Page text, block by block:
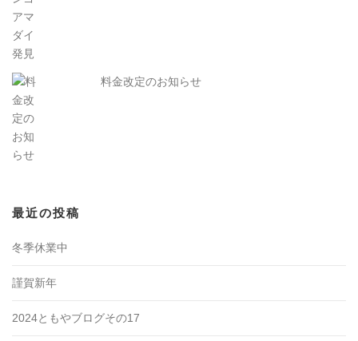
料金改定のお知らせ
最近の投稿
冬季休業中
謹賀新年
2024ともやブログその17